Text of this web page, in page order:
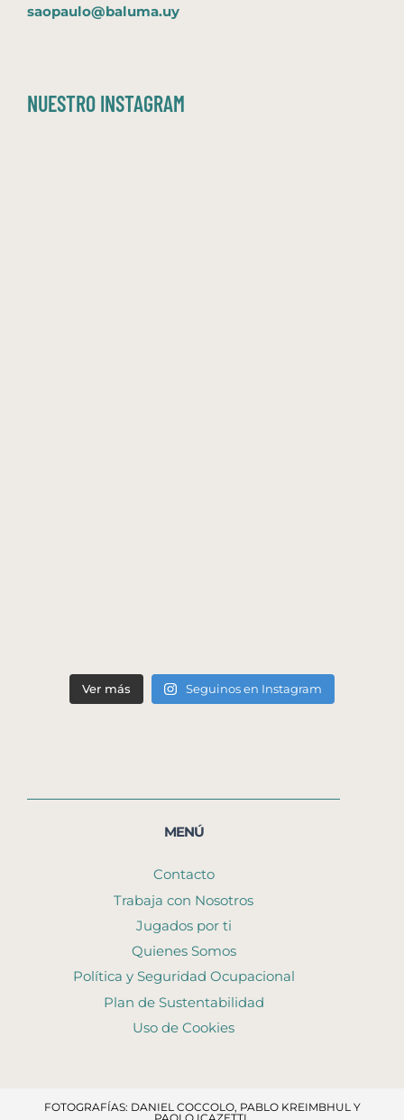
saopaulo@baluma.uy
NUESTRO INSTAGRAM
Ver más Seguinos en Instagram
MENÚ
Contacto
Trabaja con Nosotros
Jugados por ti
Quienes Somos
Política y Seguridad Ocupacional
Plan de Sustentabilidad
Uso de Cookies
FOTOGRAFÍAS: DANIEL COCCOLO, PABLO KREIMBHUL Y